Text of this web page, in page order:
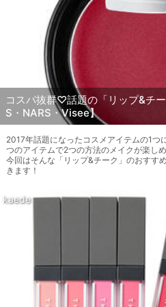
コスパ抜群♡話題の「リップ&チ
S・NARS・Visee】
2017年話題になったコスメアイテムの1つ
つのアイテムで2つの方法のメイクが楽し
今回はそんな「リップ&チーク」のおすす
きます！
kaede